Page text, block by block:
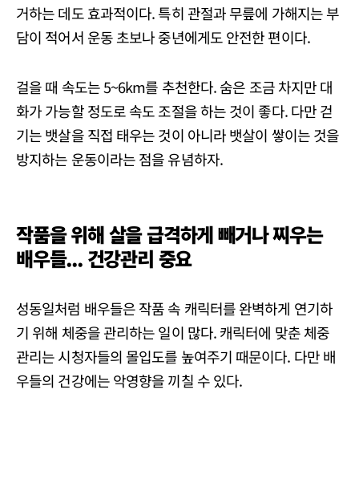
거하는 데도 효과적이다. 특히 관절과 무릎에 가해지는 부
담이 적어서 운동 초보나 중년에게도 안전한 편이다.
걸을 때 속도는 5~6km를 추천한다. 숨은 조금 차지만 대
화가 가능할 정도로 속도 조절을 하는 것이 좋다. 다만 걷
기는 뱃살을 직접 태우는 것이 아니라 뱃살이 쌓이는 것을
방지하는 운동이라는 점을 유념하자.
작품을 위해 살을 급격하게 빼거나 찌우는
배우들... 건강관리 중요
성동일처럼 배우들은 작품 속 캐릭터를 완벽하게 연기하
기 위해 체중을 관리하는 일이 많다. 캐릭터에 맞춘 체중
관리는 시청자들의 몰입도를 높여주기 때문이다. 다만 배
우들의 건강에는 악영향을 끼칠 수 있다.